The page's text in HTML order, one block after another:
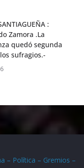
:
Zamora .La
quedó segunda
sufragios.-
– Política – Gremios –